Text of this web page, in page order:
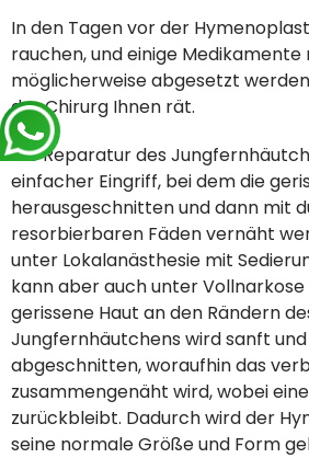
In den Tagen vor der
rauchen, und einige Medikamente
möglicherweise abgesetzt
der Chirurg Ihnen rät.
Die Reparatur des
einfacher Eingriff, bei dem die
herausgeschnitten und dann mit
resorbierbaren Fäden vernäht
unter Lokalanästhesie mit
kann aber auch unter
gerissene Haut an den Rändern
Jungfernhäutchens wird sanft
abgeschnitten, woraufhin das
zusammengenäht wird, wobei
zurückbleibt. Dadurch wird der
seine normale Größe und Form